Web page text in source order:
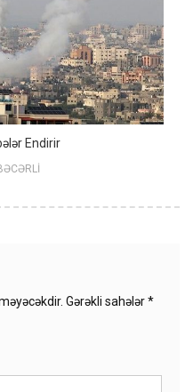
Endirir
Gərəkli sahələr*